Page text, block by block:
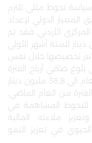
سياسة تحوط مثلى تلتزم
الدولي لإعداد
البنك المركزي الأردني، فقد تم
تبلغ 40,6 مليون دينار للستة أشهر الأولى
مليون دينار تم تخصيصها خلال نفس
صافي أرباح الفترة
بعد الضريبة للستة أشهر الأولى من العام الى 38,8 مليون دينار
لنفس الفترة من العام الماضي.
المساهمة في
ملاءته المالية
الحيوي في تعزيز النمو